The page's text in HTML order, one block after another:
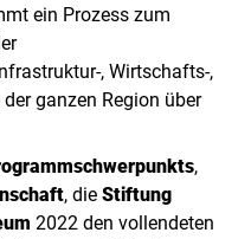
ein Prozess zum
, Wirtschafts-,
ganzen Region über
,
, die Stiftung
2022 den vollendeten